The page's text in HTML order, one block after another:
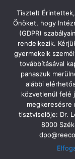
Megosztás
Vizsgabehivo
Tisztelt
Önöket, hogy
(GDPR)
rendelkezik.
gyermekeik
továbbításával
panaszuk
alábbi
közvetlenül felé
megkeresésre
tisztviselője: Dr.
8000